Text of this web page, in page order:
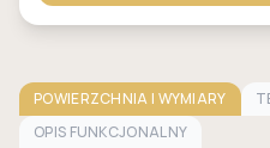
POWIERZCHNIA I WYMIARY
OPIS FUNKCJONALNY